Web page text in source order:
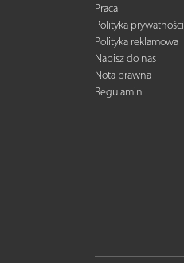
Praca
Polityka prywatności
Polityka reklamowa
Napisz do nas
Nota prawna
Regulamin